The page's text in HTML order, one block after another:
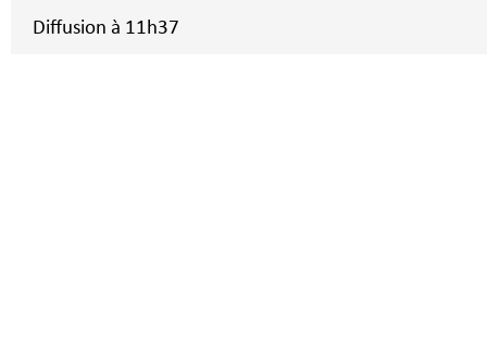
Diffusion à 11h37